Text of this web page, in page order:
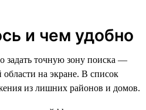
и чем удобно
задать точную зону поиска —
на экране. В список
из лишних районов и домов.